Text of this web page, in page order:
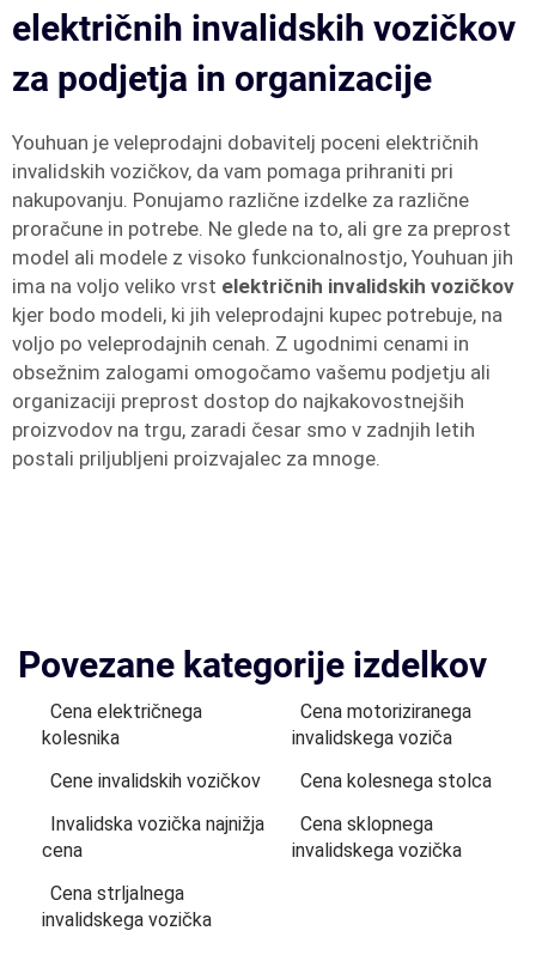
električnih invalidskih vozičkov
za podjetja in organizacije
Youhuan je veleprodajni dobavitelj poceni električnih
invalidskih vozičkov, da vam pomaga prihraniti pri
nakupovanju. Ponujamo različne izdelke za različne
proračune in potrebe. Ne glede na to, ali gre za preprost
model ali modele z visoko funkcionalnostjo, Youhuan jih
ima na voljo veliko vrst električnih invalidskih vozičkov
kjer bodo modeli, ki jih veleprodajni kupec potrebuje, na
voljo po veleprodajnih cenah. Z ugodnimi cenami in
obsežnim zalogami omogočamo vašemu podjetju ali
organizaciji preprost dostop do najkakovostnejših
proizvodov na trgu, zaradi česar smo v zadnjih letih
postali priljubljeni proizvajalec za mnoge.
Povezane kategorije izdelkov
Cena električnega
kolesnika
Cena motoriziranega
invalidskega voziča
Cene invalidskih vozičkov
Cena kolesnega stolca
Invalidska vozička najnižja
cena
Cena sklopnega
invalidskega vozička
Cena strljalnega
invalidskega vozička